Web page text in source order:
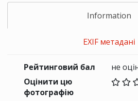
Information
EXIF метадані
Рейтинговий бал
не
Оцінити цю
фотографію